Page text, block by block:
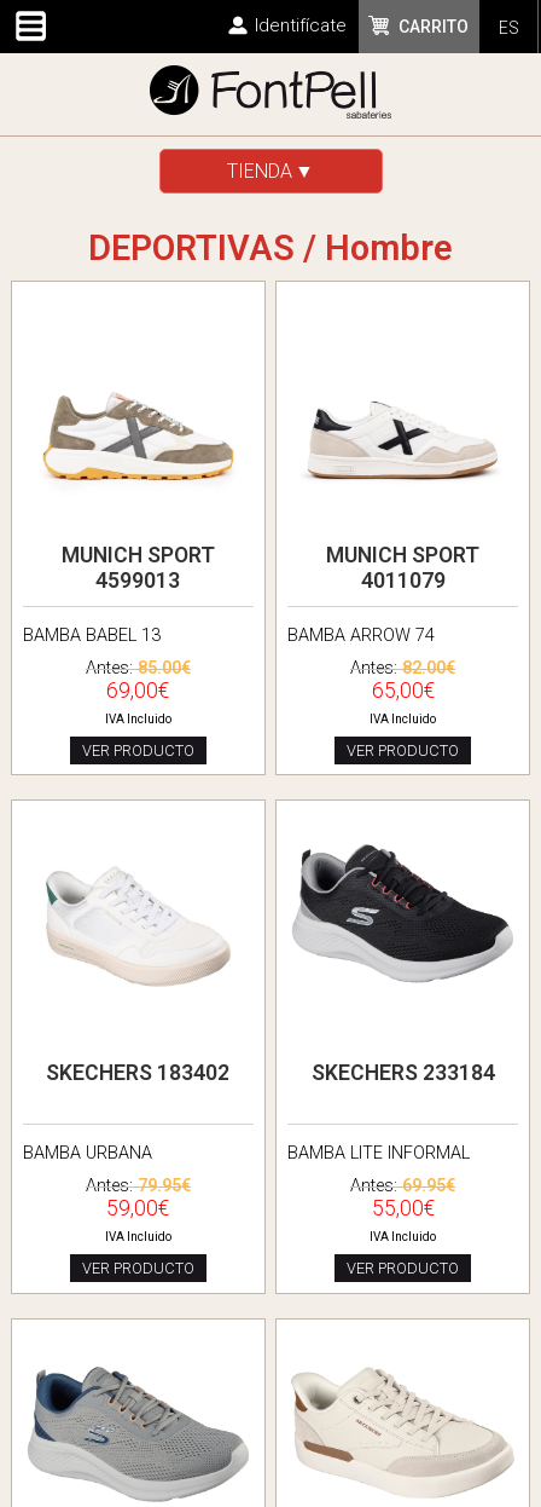
ES
CARRITO
Identifícate
TIENDA
DEPORTIVAS / Hombre
MUNICH SPORT
4599013
BAMBA BABEL 13
Antes:85.00€
69,00€
IVA Incluido
VER PRODUCTO
MUNICH SPORT
4011079
BAMBA ARROW 74
Antes:82.00€
65,00€
IVA Incluido
VER PRODUCTO
SKECHERS 183402
BAMBA URBANA
Antes:79.95€
59,00€
IVA Incluido
VER PRODUCTO
SKECHERS 233184
BAMBA LITE INFORMAL
Antes:69.95€
55,00€
IVA Incluido
VER PRODUCTO